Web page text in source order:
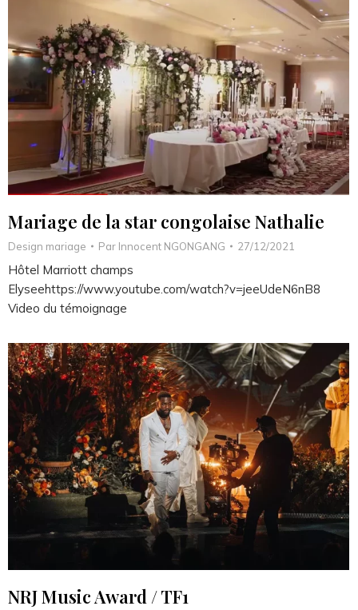
Mariage de la star congolaise Nathalie
Design mariage Par Innocent NGONGANG 27/12/2021
Hôtel Marriott champs
Elyseehttps://www.youtube.com/watch?v=jeeUdeN6nB8
Video du témoignage
NRJ Music Award / TF1